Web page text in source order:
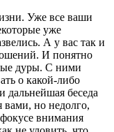
Уже все ваши
уже
А у вас так и
И понятно
дуры. С ними
о какой-либо
дальнейшая беседа
вами, но недолго,
внимания